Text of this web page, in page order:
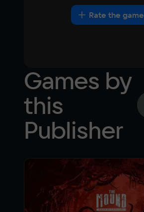
Rate the game
Games by
this
Publisher